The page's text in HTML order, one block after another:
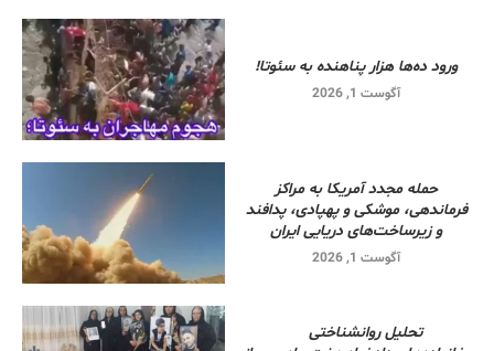
ورود ده‌ها هزار پناهنده به سئوتا!
آگوست 1, 2026
حمله مجدد آمریکا به مراکز
فرماندهی، موشکی و پهپادی، پدافند
و زیرساخت‌های دریایی ایران
آگوست 1, 2026
تحلیل روانشناختی